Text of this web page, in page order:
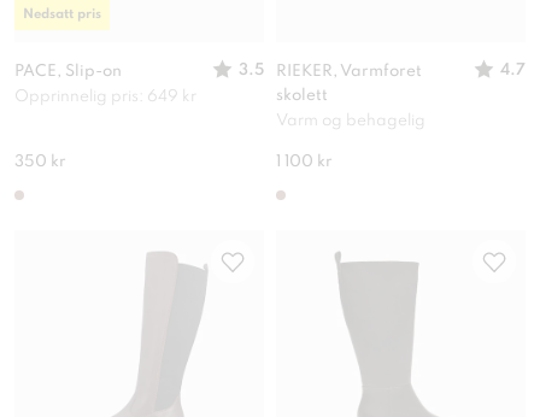
PACE, Slip-on
3.5
Opprinnelig pris: 649 kr
350 kr
Nedsatt pris
RIEKER, Varmforet
skolett
4.7
Varm og behagelig
1 100 kr